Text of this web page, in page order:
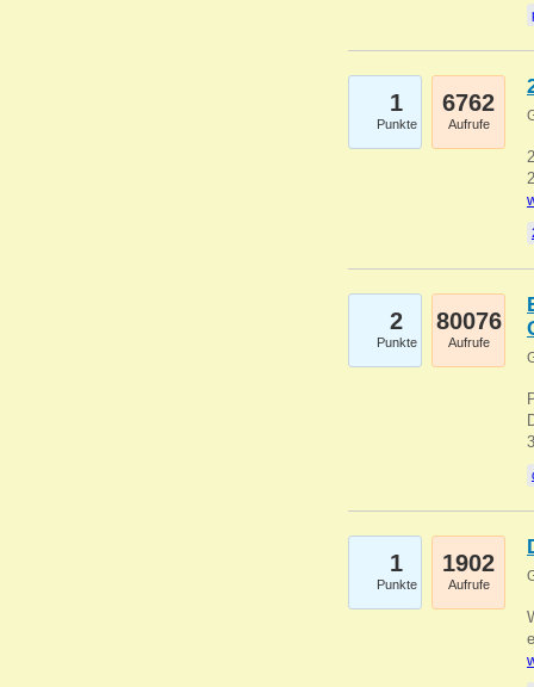
1
Punkte
6762
Aufrufe
2
Punkte
80076
Aufrufe
1
Punkte
1902
Aufrufe